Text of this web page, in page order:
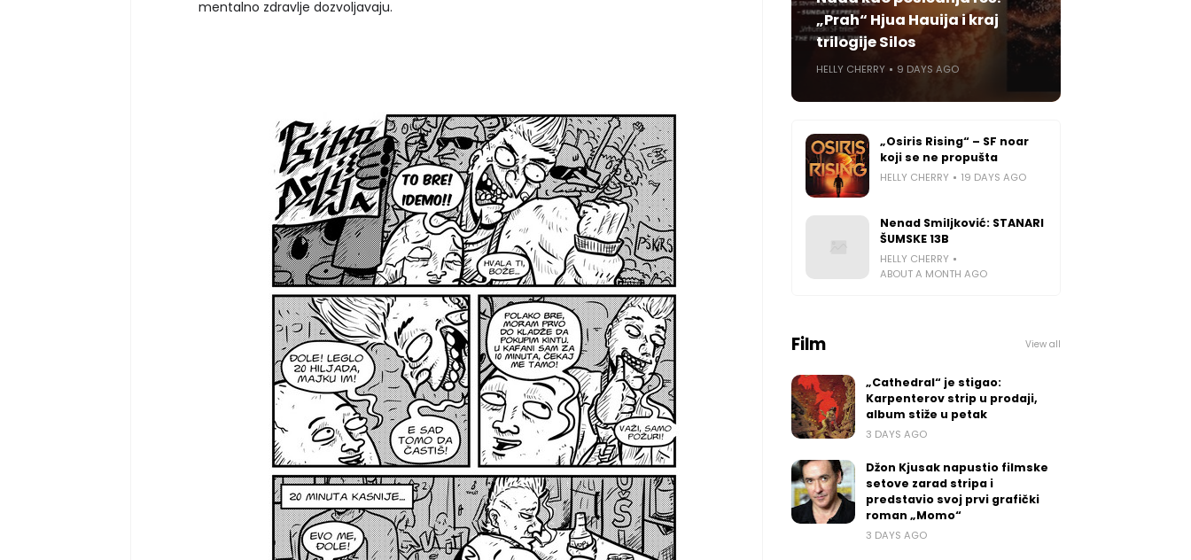
mentalno zdravlje dozvoljavaju.
„Prah“ Hjua Hauija i kraj
trilogije Silos
HELLY CHERRY 9 DAYS AGO
„Osiris Rising“ – SF noar
koji se ne propušta
HELLY CHERRY 19 DAYS AGO
Nenad Smiljković: STANARI
ŠUMSKE 13B
HELLY CHERRY
ABOUT A MONTH AGO
Film View all
„Cathedral“ je stigao:
Karpenterov strip u prodaji,
album stiže u petak
3 DAYS AGO
Džon Kjusak napustio filmske
setove zarad stripa i
predstavio svoj prvi grafički
roman „Momo“
3 DAYS AGO